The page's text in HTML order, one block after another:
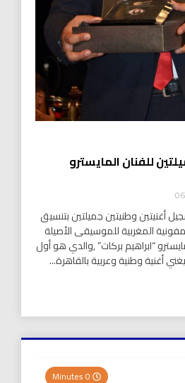
للفنان المايسترو
أغنيتين وطنيتين جميلتين بتنسيق
المغربية للموسيقى الأصيلة
“ابراهيم بركات” ,والدي هو أول
أغنية وطنية وعربية بالقاهرة...